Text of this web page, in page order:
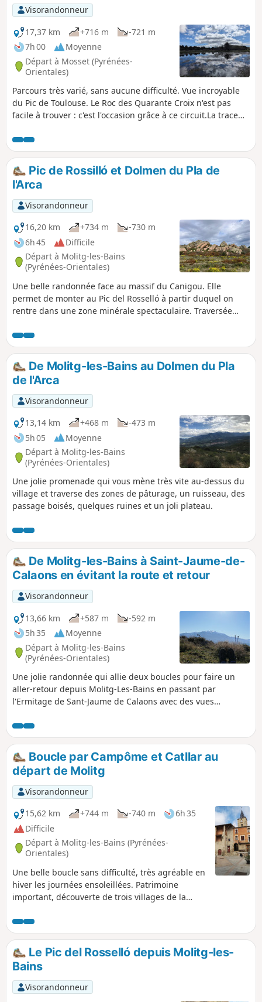
Visorandonneur
17,37 km
+716 m
-721 m
7h 00
Moyenne
Départ à Mosset (Pyrénées-
Orientales)
Parcours très varié, sans aucune difficulté. Vue incroyable
du Pic de Toulouse. Le Roc des Quarante Croix n'est pas
facile à trouver : c'est l'occasion grâce à ce circuit.La trace
Pic de Rossilló et Dolmen du Pla de
l'Arca
Visorandonneur
16,20 km
+734 m
-730 m
6h 45
Difficile
Départ à Molitg-les-Bains
(Pyrénées-Orientales)
Une belle randonnée face au massif du Canigou. Elle
permet de monter au Pic del Rosselló à partir duquel on
rentre dans une zone minérale spectaculaire. Traversée
arrondies semblant avoir été déposés par des mains de
géants. Un paysage grandiose servant de pâturage face au
massif allongé des Pyrénées au Sud.
De Molitg-les-Bains au Dolmen du Pla
de l'Arca
Visorandonneur
13,14 km
+468 m
-473 m
5h 05
Moyenne
Départ à Molitg-les-Bains
(Pyrénées-Orientales)
Une jolie promenade qui vous mène très vite au-dessus du
village et traverse des zones de pâturage, un ruisseau, des
passage boisés, quelques ruines et un joli plateau.
De Molitg-les-Bains à Saint-Jaume-de-
Calaons en évitant la route et retour
Visorandonneur
13,66 km
+587 m
-592 m
5h 35
Moyenne
Départ à Molitg-les-Bains
(Pyrénées-Orientales)
Une jolie randonnée qui allie deux boucles pour faire un
aller-retour depuis Molitg-Les-Bains en passant par
l'Ermitage de Sant-Jaume de Calaons avec des vues
Madrès.
Boucle par Campôme et Catllar au
départ de Molitg
Visorandonneur
15,62 km
+744 m -740 m
6h 35
Difficile
Départ à Molitg-les-Bains (Pyrénées-
Orientales)
Une belle boucle sans difficulté, très agréable en
hiver les journées ensoleillées. Patrimoine
important, découverte de trois villages de la
sur le Canigou, le Madres, les villages du
Conflent, la vallée de la Têt. L'application
Visorando peut s'avérer utile.
Le Pic del Rosselló depuis Molitg-les-
Bains
Visorandonneur